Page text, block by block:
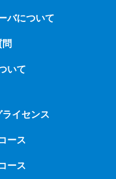
バについて
いて
イセンス
ース
ース